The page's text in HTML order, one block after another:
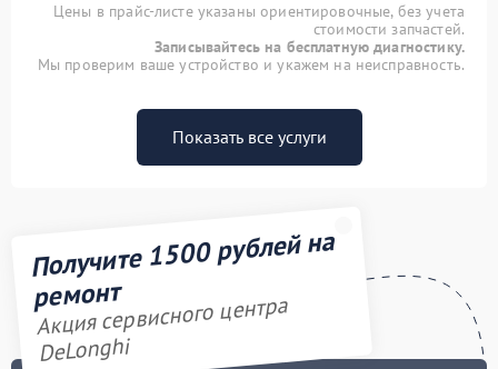
Цены в прайс-листе указаны ориентировочные, без учета
стоимости запчастей.
Записывайтесь на бесплатную диагностику.
Мы проверим ваше устройство и укажем на неисправность.
Показать все услуги
Получите 1500 рублей на
ремонт
Акция сервисного центра
DeLonghi